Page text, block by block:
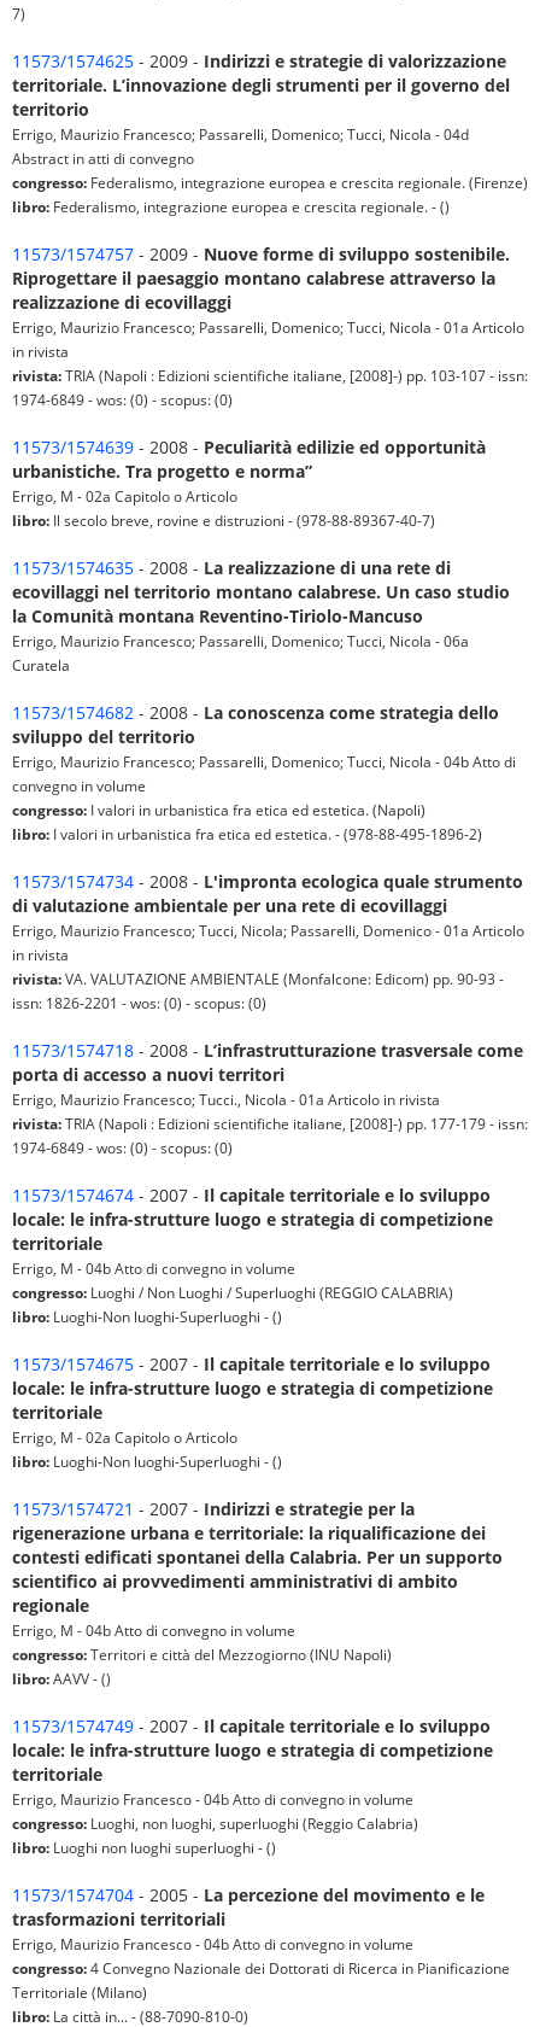
7)
11573/1574625 - 2009 - Indirizzi e strategie di valorizzazione
territoriale. L’innovazione degli strumenti per il governo del
territorio
Errigo, Maurizio Francesco; Passarelli, Domenico; Tucci, Nicola - 04d
Abstract in atti di convegno
congresso: Federalismo, integrazione europea e crescita regionale. (Firenze)
libro: Federalismo, integrazione europea e crescita regionale. - ()
11573/1574757 - 2009 - Nuove forme di sviluppo sostenibile.
Riprogettare il paesaggio montano calabrese attraverso la
realizzazione di ecovillaggi
Errigo, Maurizio Francesco; Passarelli, Domenico; Tucci, Nicola - 01a Articolo
in rivista
rivista:TRIA (Napoli : Edizioni scientifiche italiane, [2008]-) pp. 103-107 - issn:
1974-6849 - wos: (0) - scopus: (0)
11573/1574639 - 2008 - Peculiarità edilizie ed opportunità
urbanistiche. Tra progetto e norma”
Errigo, M - 02a Capitolo o Articolo
libro: Il secolo breve, rovine e distruzioni - (978-88-89367-40-7)
11573/1574635 - 2008 - La realizzazione di una rete di
ecovillaggi nel territorio montano calabrese. Un caso studio
la Comunità montana Reventino-Tiriolo-Mancuso
Errigo, Maurizio Francesco; Passarelli, Domenico; Tucci, Nicola - 06a
Curatela
11573/1574682 - 2008 - La conoscenza come strategia dello
sviluppo del territorio
Errigo, Maurizio Francesco; Passarelli, Domenico; Tucci, Nicola - 04b Atto di
convegno in volume
congresso: I valori in urbanistica fra etica ed estetica. (Napoli)
libro: I valori in urbanistica fra etica ed estetica. - (978-88-495-1896-2)
11573/1574734 - 2008 - L'impronta ecologica quale strumento
di valutazione ambientale per una rete di ecovillaggi
Errigo, Maurizio Francesco; Tucci, Nicola; Passarelli, Domenico - 01a Articolo
in rivista
rivista:VA. VALUTAZIONE AMBIENTALE (Monfalcone: Edicom) pp. 90-93 -
issn: 1826-2201 - wos: (0) - scopus: (0)
11573/1574718 - 2008 - L’infrastrutturazione trasversale come
porta di accesso a nuovi territori
Errigo, Maurizio Francesco; Tucci., Nicola - 01a Articolo in rivista
rivista:TRIA (Napoli : Edizioni scientifiche italiane, [2008]-) pp. 177-179 - issn:
1974-6849 - wos: (0) - scopus: (0)
11573/1574674 - 2007 - Il capitale territoriale e lo sviluppo
locale: le infra-strutture luogo e strategia di competizione
territoriale
Errigo, M - 04b Atto di convegno in volume
congresso: Luoghi / Non Luoghi / Superluoghi (REGGIO CALABRIA)
libro: Luoghi-Non luoghi-Superluoghi - ()
11573/1574675 - 2007 - Il capitale territoriale e lo sviluppo
locale: le infra-strutture luogo e strategia di competizione
territoriale
Errigo, M - 02a Capitolo o Articolo
libro: Luoghi-Non luoghi-Superluoghi - ()
11573/1574721 - 2007 - Indirizzi e strategie per la
rigenerazione urbana e territoriale: la riqualificazione dei
contesti edificati spontanei della Calabria. Per un supporto
scientifico ai provvedimenti amministrativi di ambito
regionale
Errigo, M - 04b Atto di convegno in volume
congresso:Territori e città del Mezzogiorno (INU Napoli)
libro:AAVV - ()
11573/1574749 - 2007 - Il capitale territoriale e lo sviluppo
locale: le infra-strutture luogo e strategia di competizione
territoriale
Errigo, Maurizio Francesco - 04b Atto di convegno in volume
congresso: Luoghi, non luoghi, superluoghi (Reggio Calabria)
libro: Luoghi non luoghi superluoghi - ()
11573/1574704 - 2005 - La percezione del movimento e le
trasformazioni territoriali
Errigo, Maurizio Francesco - 04b Atto di convegno in volume
congresso:4 Convegno Nazionale dei Dottorati di Ricerca in Pianificazione
Territoriale (Milano)
libro: La città in... - (88-7090-810-0)